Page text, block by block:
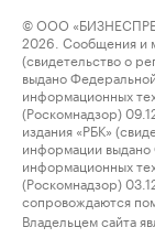
© ООО
2026. Сообщения и
(свидетельство о
выдано
информационных
(Роскомнадзор)
издания «РБК»
информации выдано
информационных
(Роскомнадзор)
сопровождаются
Владельцем сайта